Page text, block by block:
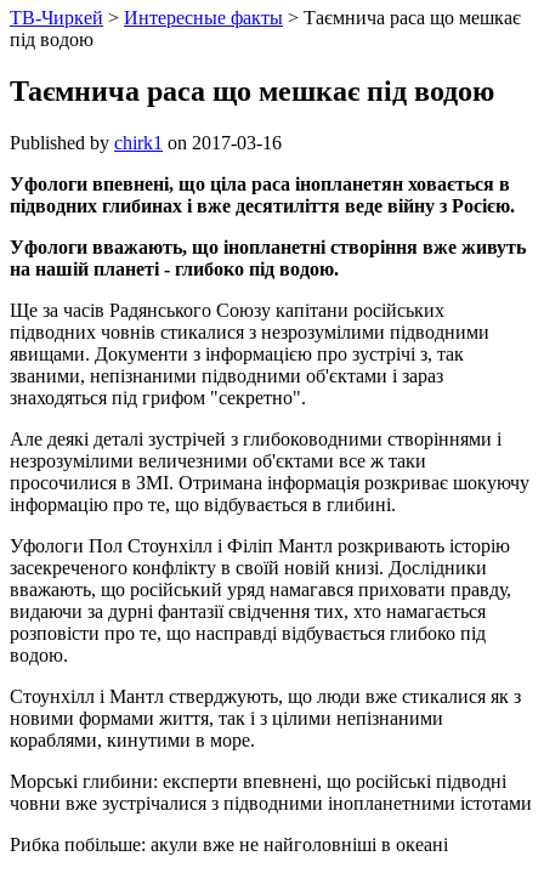
ТВ-Чиркей > Интересные факты > Таємнича раса що мешкає
під водою
Таємнича раса що мешкає під водою
Published by chirk1 on 2017-03-16
Уфологи впевнені, що ціла раса інопланетян ховається в
підводних глибинах і вже десятиліття веде війну з Росією.
Уфологи вважають, що інопланетні створіння вже живуть
на нашій планеті - глибоко під водою.
Ще за часів Радянського Союзу капітани російських
підводних човнів стикалися з незрозумілими підводними
явищами. Документи з інформацією про зустрічі з, так
званими, непізнаними підводними об'єктами і зараз
знаходяться під грифом "секретно".
Але деякі деталі зустрічей з глибоководними створіннями і
незрозумілими величезними об'єктами все ж таки
просочилися в ЗМІ. Отримана інформація розкриває шокуючу
інформацію про те, що відбувається в глибині.
Уфологи Пол Стоунхілл і Філіп Мантл розкривають історію
засекреченого конфлікту в своїй новій книзі. Дослідники
вважають, що російський уряд намагався приховати правду,
видаючи за дурні фантазії свідчення тих, хто намагається
розповісти про те, що насправді відбувається глибоко під
водою.
Стоунхілл і Мантл стверджують, що люди вже стикалися як з
новими формами життя, так і з цілими непізнаними
кораблями, кинутими в море.
Морські глибини: експерти впевнені, що російські підводні
човни вже зустрічалися з підводними інопланетними істотами
Рибка побільше: акули вже не найголовніші в океані